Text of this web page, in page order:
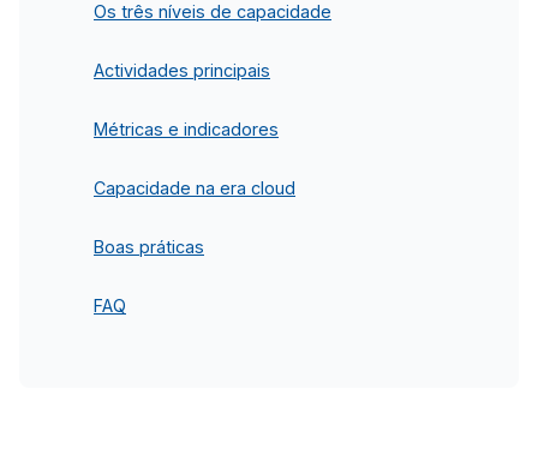
Os três níveis de capacidade
Actividades principais
Métricas e indicadores
Capacidade na era cloud
Boas práticas
FAQ